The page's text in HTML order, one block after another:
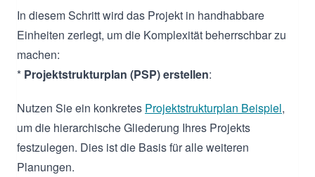
In diesem Schritt wird das Projekt in handhabbare
Einheiten zerlegt, um die Komplexität beherrschbar zu
machen:
* Projektstrukturplan (PSP) erstellen:
Nutzen Sie ein konkretes Projektstrukturplan Beispiel,
um die hierarchische Gliederung Ihres Projekts
festzulegen. Dies ist die Basis für alle weiteren
Planungen.